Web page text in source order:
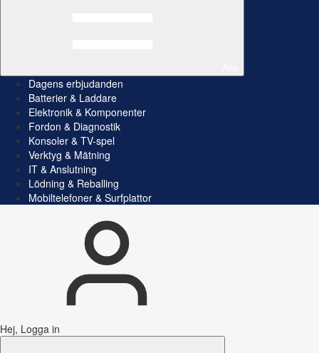
Dagens erbjudanden
Batterier & Laddare
Elektronik & Komponenter
Fordon & Diagnostik
Konsoler & TV-spel
Verktyg & Mätning
IT & Anslutning
Lödning & Reballing
Mobiltelefoner & Surfplattor
Hej, Logga in